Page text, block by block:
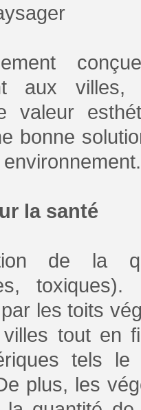
aux villes,
valeur
bonne
la santé
de la
toxiques).
les toits
tout en
tels
plus, les